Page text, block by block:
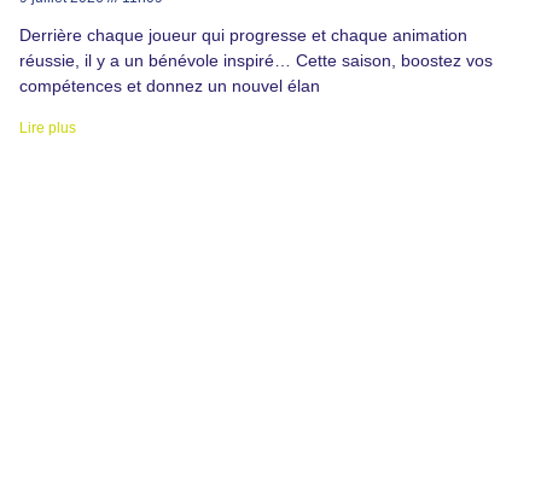
Derrière chaque joueur qui progresse et chaque animation
réussie, il y a un bénévole inspiré… Cette saison, boostez vos
compétences et donnez un nouvel élan
Lire plus